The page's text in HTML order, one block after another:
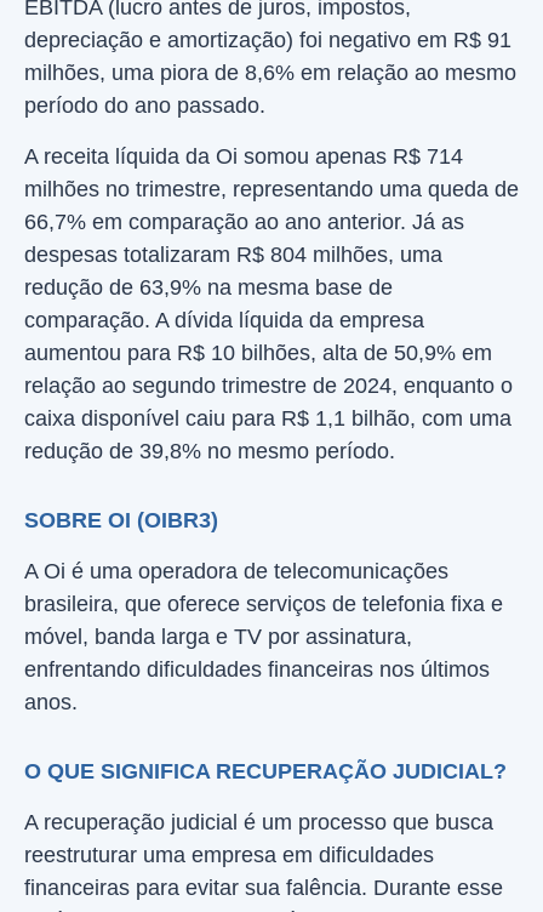
EBITDA (lucro antes de juros, impostos,
depreciação e amortização) foi negativo em R$ 91
milhões, uma piora de 8,6% em relação ao mesmo
período do ano passado.
A receita líquida da Oi somou apenas R$ 714
milhões no trimestre, representando uma queda de
66,7% em comparação ao ano anterior. Já as
despesas totalizaram R$ 804 milhões, uma
redução de 63,9% na mesma base de
comparação. A dívida líquida da empresa
aumentou para R$ 10 bilhões, alta de 50,9% em
relação ao segundo trimestre de 2024, enquanto o
caixa disponível caiu para R$ 1,1 bilhão, com uma
redução de 39,8% no mesmo período.
SOBRE OI (OIBR3)
A Oi é uma operadora de telecomunicações
brasileira, que oferece serviços de telefonia fixa e
móvel, banda larga e TV por assinatura,
enfrentando dificuldades financeiras nos últimos
anos.
O QUE SIGNIFICA RECUPERAÇÃO JUDICIAL?
A recuperação judicial é um processo que busca
reestruturar uma empresa em dificuldades
financeiras para evitar sua falência. Durante esse